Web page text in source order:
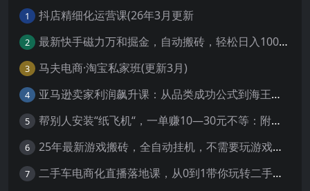
1 抖店精细化运营课(26年3月更新
2 最新快手磁力万和掘金，自动搬砖，轻松日入100-200，操作简单
3 马夫电商·淘宝私家班(更新3月)
4 亚马逊卖家利润飙升课：从品类成功公式到海王打法，让每个SKU都成爆款一路飙升(更新26年3月
5 帮别人安装“纸飞机“，一单赚10—30元不等：附：免费节点
6 25年最新游戏搬砖，全自动挂机，不需要玩游戏，单手机操作日入300+
7 二手车电商化直播落地课，从0到1带你玩转二手车直播